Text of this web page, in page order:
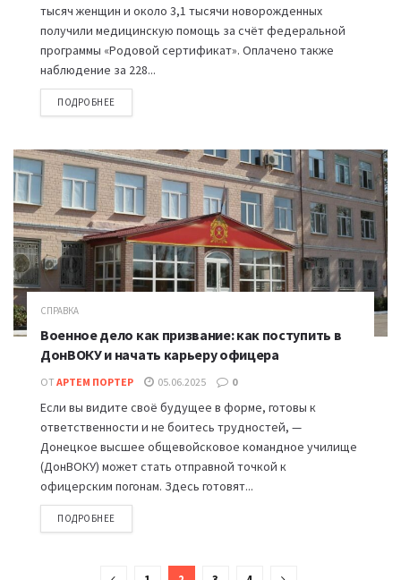
тысяч женщин и около 3,1 тысячи новорожденных
получили медицинскую помощь за счёт федеральной
программы «Родовой сертификат». Оплачено также
наблюдение за 228...
ПОДРОБНЕЕ
СПРАВКА
Военное дело как призвание: как поступить в
ДонВОКУ и начать карьеру офицера
ОТ АРТЕМ ПОРТЕР 05.06.2025 0
Если вы видите своё будущее в форме, готовы к
ответственности и не боитесь трудностей, —
Донецкое высшее общевойсковое командное училище
(ДонВОКУ) может стать отправной точкой к
офицерским погонам. Здесь готовят...
ПОДРОБНЕЕ